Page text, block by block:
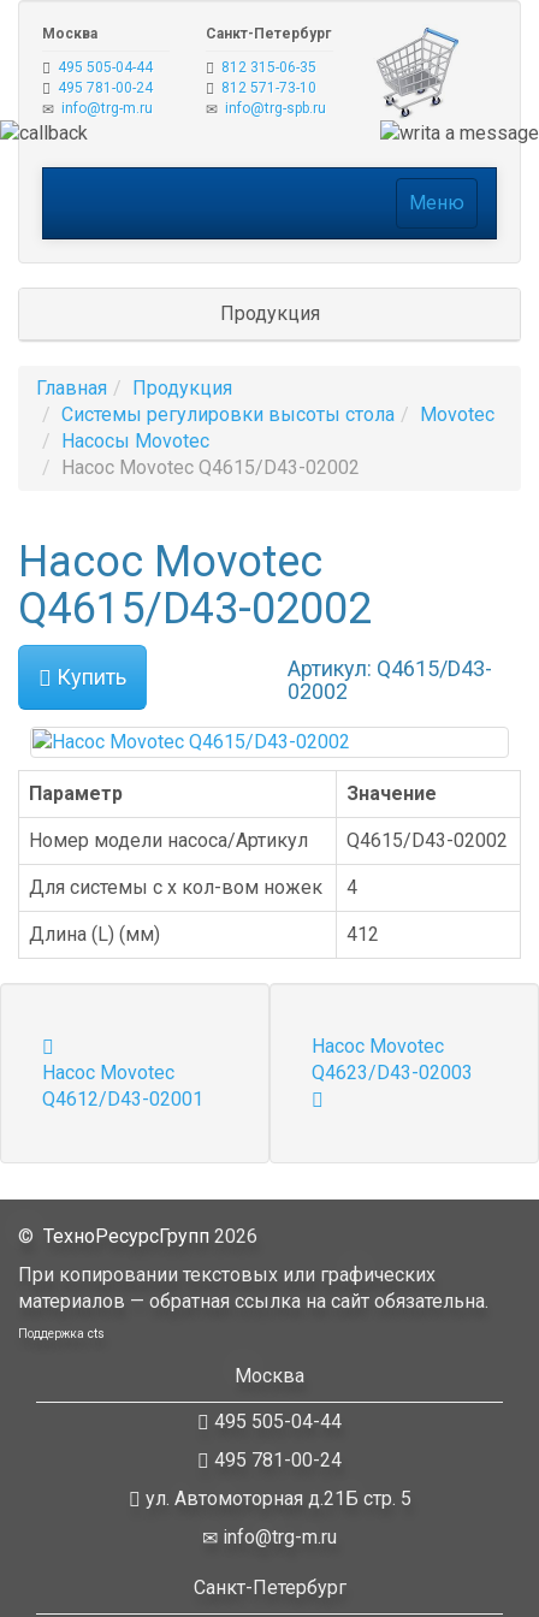
Москва
495 505-04-44
495 781-00-24
info@trg-m.ru
Санкт-Петербург
812 315-06-35
812 571-73-10
info@trg-spb.ru
Меню
Продукция
Главная
Продукция
Системы регулировки высоты стола
Movotec
Насосы Movotec
Насос Movotec Q4615/D43-02002
Насос Movotec
Q4615/D43-02002
Купить
Артикул: Q4615/D43-
02002
Параметр Значение
Номер модели насоса/Артикул Q4615/D43-02002
Для системы с х кол-вом ножек 4
Длина (L) (мм) 412
Насос Movotec
Q4612/D43-02001
Насос Movotec
Q4623/D43-02003
© ТехноРесурсГрупп 2026
При копировании текстовых или графических
материалов — обратная ссылка на сайт обязательна.
Поддержка cts
Москва
495 505-04-44
495 781-00-24
ул. Автомоторная д.21Б стр. 5
info@trg-m.ru
Санкт-Петербург